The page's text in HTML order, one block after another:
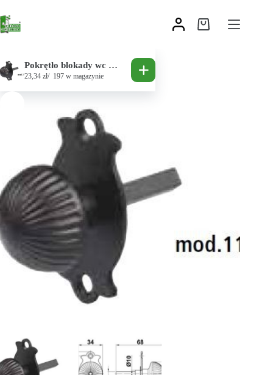
Pokrętło blokady wc mod.11P
23,34 zł 197 w magazynie